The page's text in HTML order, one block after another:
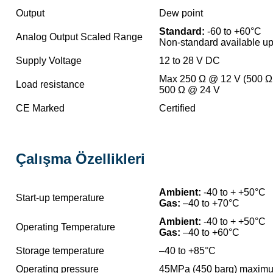
Output
Dew point
Analog Output Scaled Range
Standard: -60 to +60°C
Non-standard available
Supply Voltage
12 to 28 V DC
Load resistance
Max 250 Ω @ 12 V (500
500 Ω @ 24 V
CE Marked
Certified
Çalışma Özellikleri
Start-up temperature
Ambient: -40 to + +50°C
Gas: –40 to +70°C
Operating Temperature
Ambient: -40 to + +50°C
Gas: –40 to +60°C
Storage temperature
–40 to +85°C
Operating pressure
45MPa (450 barg)